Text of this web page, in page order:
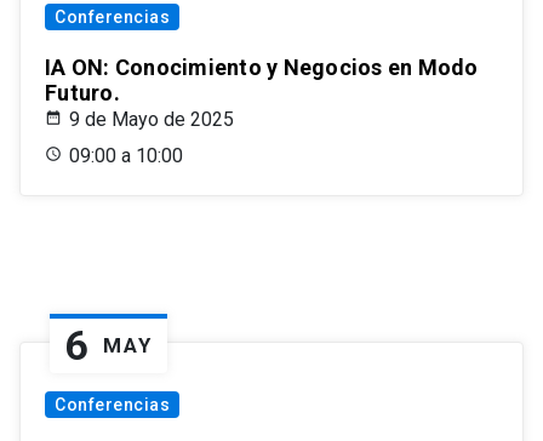
Conferencias
IA ON: Conocimiento y Negocios en Modo
Futuro.
9 de Mayo de 2025
09:00 a 10:00
6 MAY
Conferencias